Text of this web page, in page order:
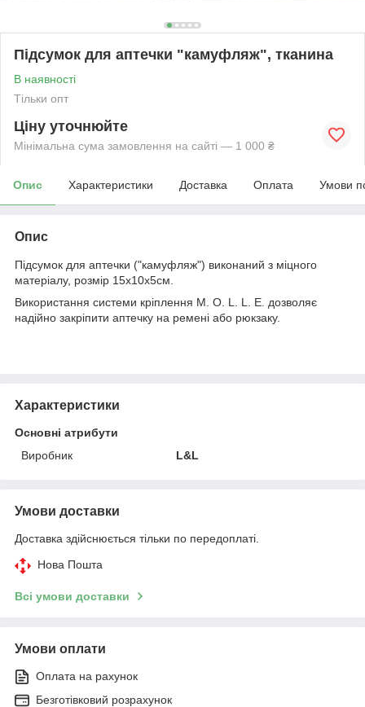
Підсумок для аптечки "камуфляж", тканина
В наявності
Тільки опт
Ціну уточнюйте
Мінімальна сума замовлення на сайті — 1 000 ₴
Опис Характеристики Доставка Оплата Умови
Опис
Підсумок для аптечки ("камуфляж") виконаний з міцного
матеріалу, розмір 15х10х5см.
Використання системи кріплення M. O. L. L. E. дозволяє
надійно закріпити аптечку на ремені або рюкзаку.
Характеристики
Основні атрибути
Виробник
L&L
Умови доставки
Доставка здійснюється тільки по передоплаті.
Нова Пошта
Всі умови доставки
Умови оплати
Оплата на рахунок
Безготівковий розрахунок